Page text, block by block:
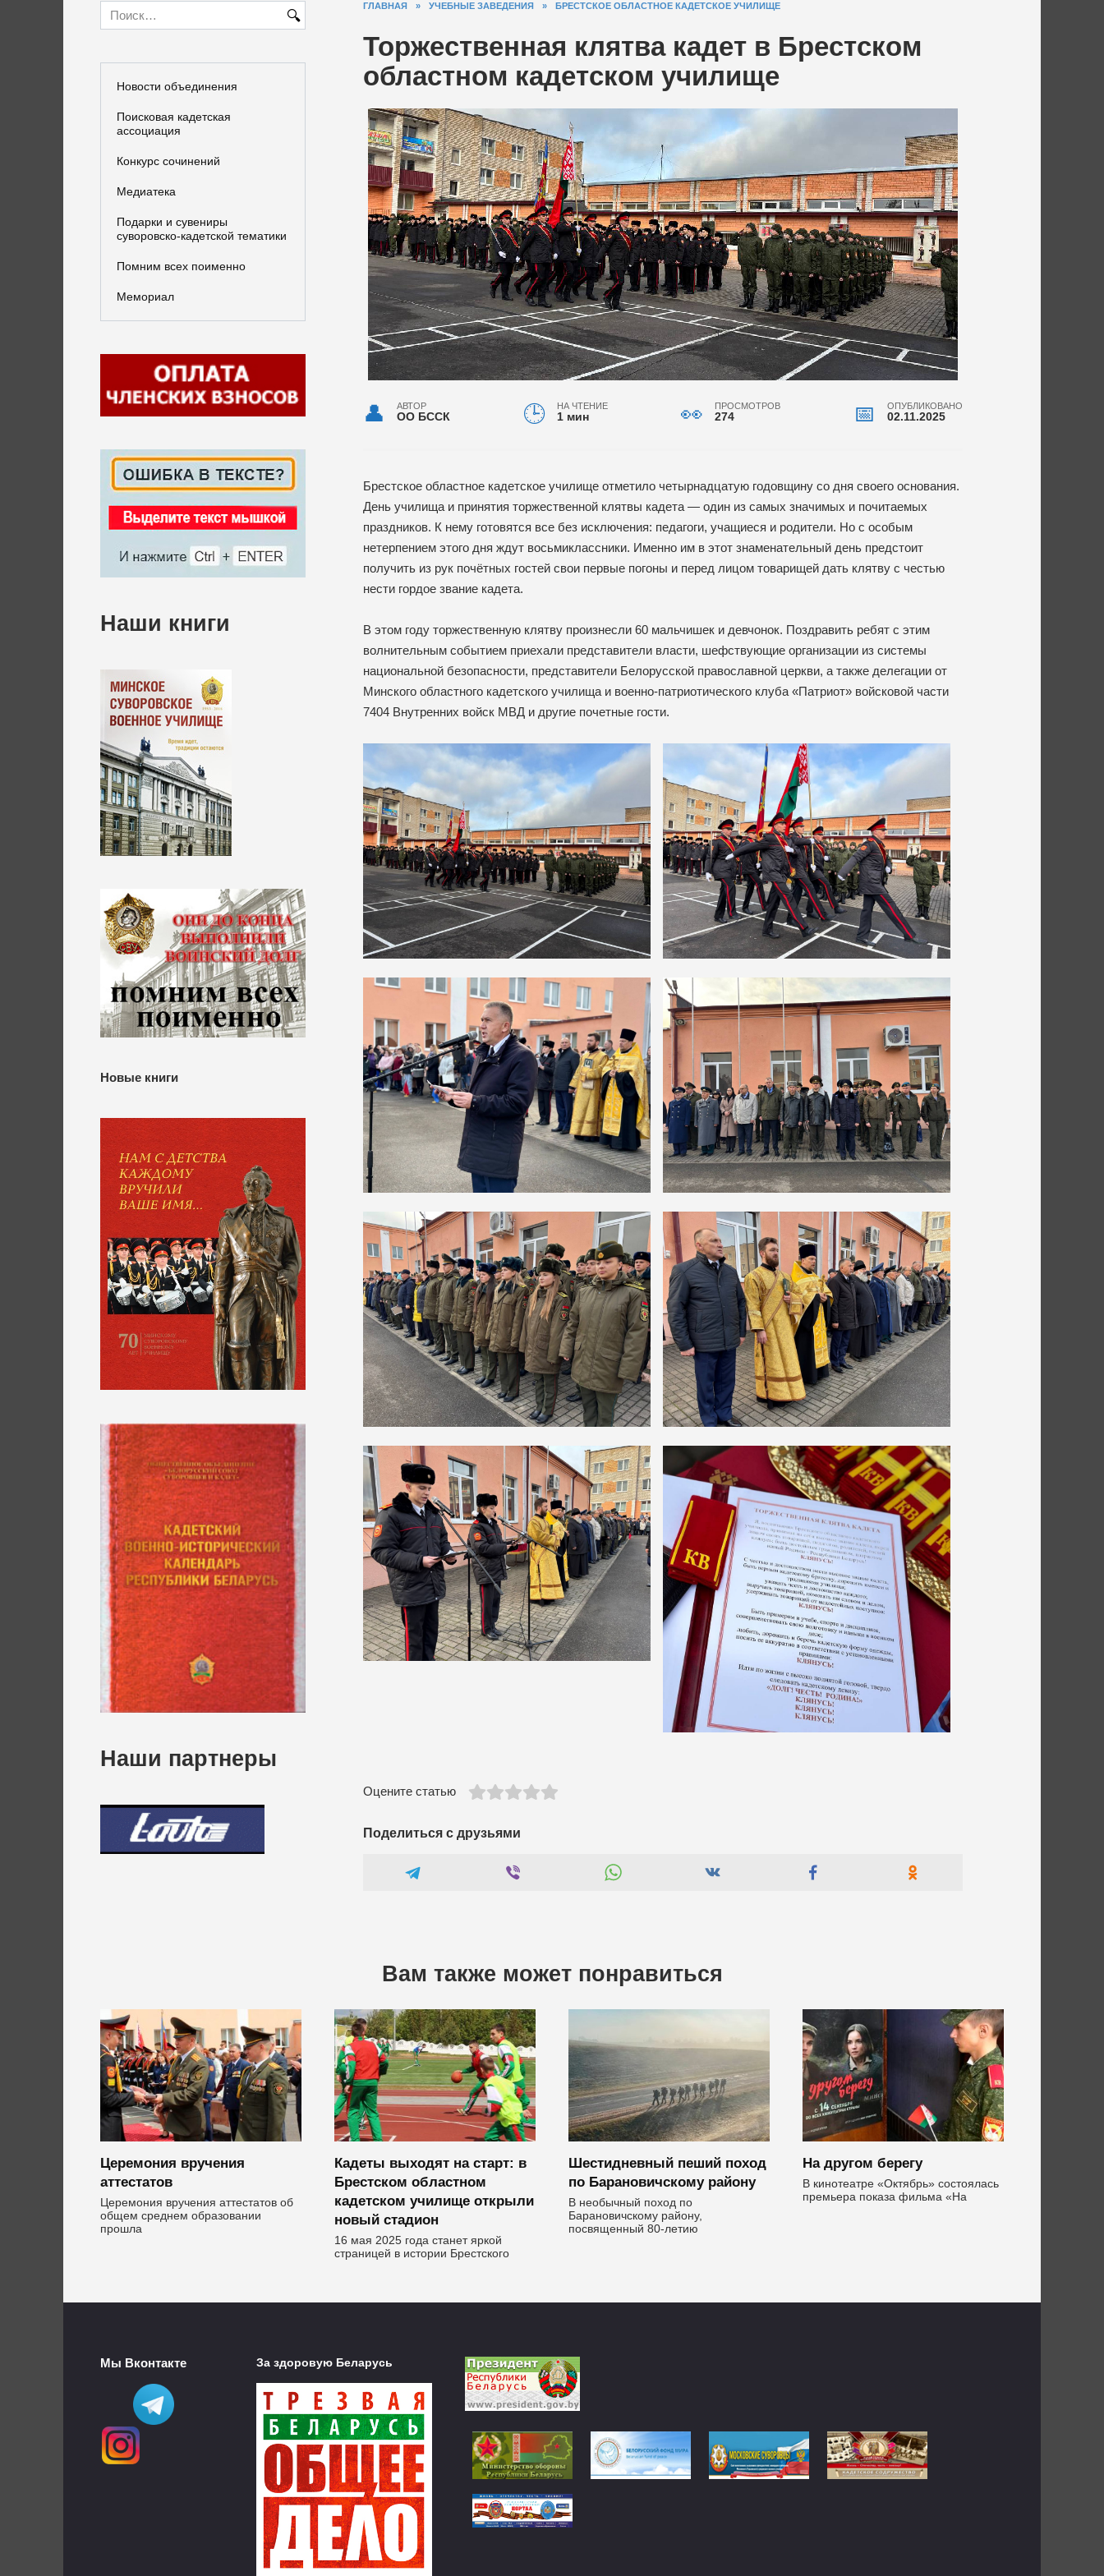
ГЛАВНАЯ » УЧЕБНЫЕ ЗАВЕДЕНИЯ » БРЕСТСКОЕ ОБЛАСТНОЕ КАДЕТСКОЕ УЧИЛИЩЕ
Торжественная клятва кадет в Брестском
областном кадетском училище
АВТОР
ОО БССК
НА ЧТЕНИЕ
1 мин
ПРОСМОТРОВ
274
ОПУБЛИКОВАНО
02.11.2025
Брестское областное кадетское училище отметило четырнадцатую годовщину со дня своего основания.
День училища и принятия торжественной клятвы кадета — один из самых значимых и почитаемых
праздников. К нему готовятся все без исключения: педагоги, учащиеся и родители. Но с особым
нетерпением этого дня ждут восьмиклассники. Именно им в этот знаменательный день предстоит
получить из рук почётных гостей свои первые погоны и перед лицом товарищей дать клятву с честью
нести гордое звание кадета.
В этом году торжественную клятву произнесли 60 мальчишек и девчонок. Поздравить ребят с этим
волнительным событием приехали представители власти, шефствующие организации из системы
национальной безопасности, представители Белорусской православной церкви, а также делегации от
Минского областного кадетского училища и военно-патриотического клуба «Патриот» войсковой части
7404 Внутренних войск МВД и другие почетные гости.
Оцените статью
Поделиться с друзьями
for:
Новости объединения
Поисковая кадетская
ассоциация
Конкурс сочинений
Медиатека
Подарки и сувениры
суворовско-кадетской тематики
Помним всех поименно
Мемориал
Наши книги
Новые книги
Наши партнеры
Вам также может понравиться
Церемония вручения
аттестатов
Церемония вручения аттестатов об
общем среднем образовании
прошла
Кадеты выходят на старт: в
Брестском областном
кадетском училище открыли
новый стадион
16 мая 2025 года станет яркой
страницей в истории Брестского
Шестидневный пеший поход
по Барановичскому району
В необычный поход по
Барановичскому району,
посвященный 80-летию
На другом берегу
В кинотеатре «Октябрь» состоялась
премьера показа фильма «На
Мы Вконтакте За здоровую Беларусь